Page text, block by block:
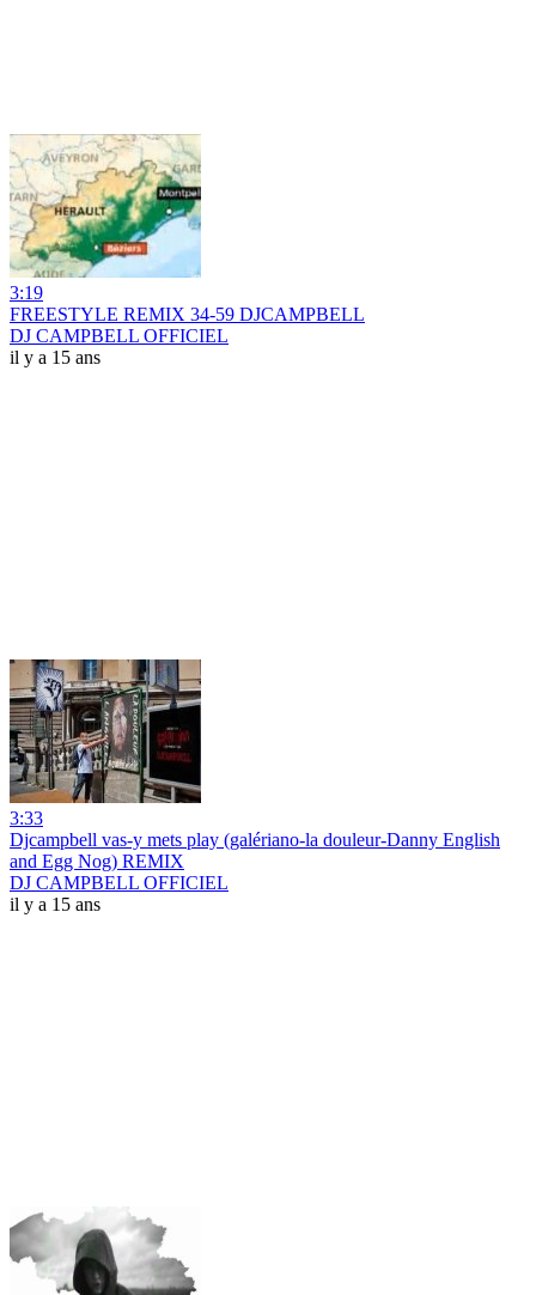
3:19
FREESTYLE REMIX 34-59 DJCAMPBELL
DJ CAMPBELL OFFICIEL
il y a 15 ans
3:33
Djcampbell vas-y mets play (galériano-la douleur-Danny English
and Egg Nog) REMIX
DJ CAMPBELL OFFICIEL
il y a 15 ans